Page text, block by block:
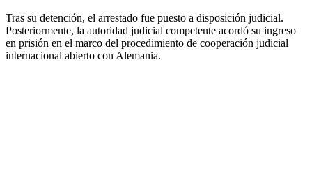
Tras su detención, el arrestado fue puesto a disposición judicial.
Posteriormente, la autoridad judicial competente acordó su ingreso
en prisión en el marco del procedimiento de cooperación judicial
internacional abierto con Alemania.